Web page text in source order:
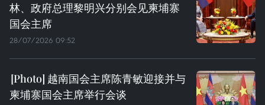
林、政府总理黎明兴分别会见柬埔寨
国会主席
28/07/2026 09:52
越南国会主席陈青敏迎接并与
柬埔寨国会主席举行会谈